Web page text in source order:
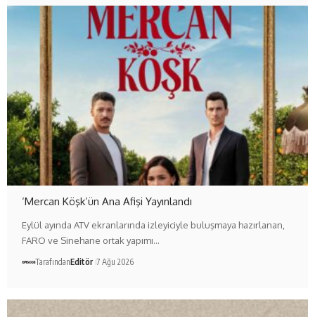
‘Mercan Köşk’ün Ana Afişi Yayınlandı
Eylül ayında ATV ekranlarında izleyiciyle buluşmaya hazırlanan,
FARO ve Sinehane ortak yapımı…
TarafındanEditör 7 Ağu 2026